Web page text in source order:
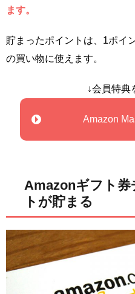
ます。
貯まったポイントは、1ポイ
の買い物に使えます。
↓会員特典
Amazon
Amazonギフト券
トが貯まる